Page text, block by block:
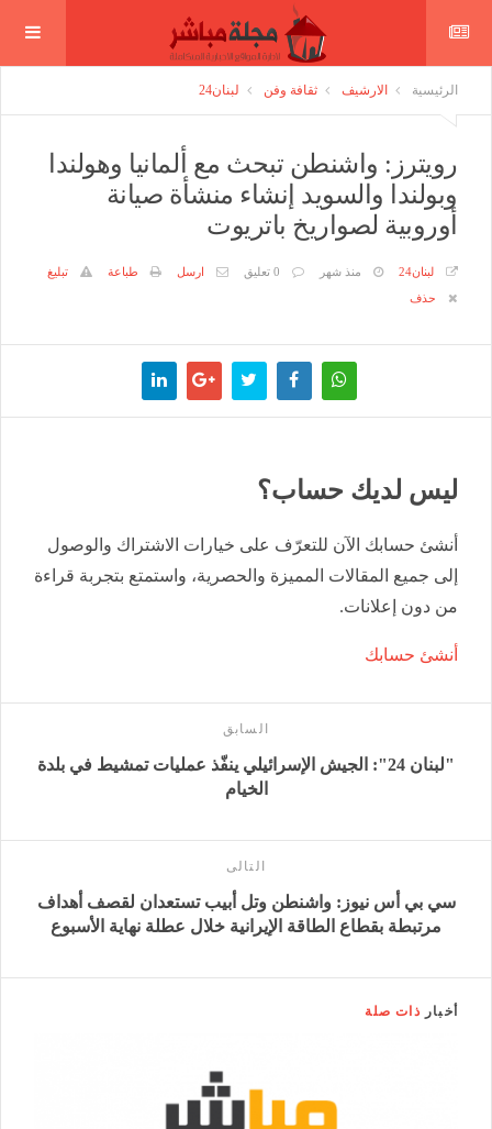
الرئيسية الارشيف ثقافة وفن لبنان24
رويترز: واشنطن تبحث مع ألمانيا وهولندا
وبولندا والسويد إنشاء منشأة صيانة
أوروبية لصواريخ باتريوت
لبنان24 منذ شهر 0 تعليق ارسل طباعة
تبليغ
حذف
ليس لديك حساب؟
أنشئ حسابك الآن للتعرّف على خيارات الاشتراك والوصول
إلى جميع المقالات المميزة والحصرية، واستمتع بتجربة قراءة
من دون إعلانات.
أنشئ حسابك
السابق
"لبنان 24": الجيش الإسرائيلي ينفّذ عمليات تمشيط في بلدة
الخيام
التالى
سي بي أس نيوز: واشنطن وتل أبيب تستعدان لقصف أهداف
مرتبطة بقطاع الطاقة الإيرانية خلال عطلة نهاية الأسبوع
أخبار ذات صلة